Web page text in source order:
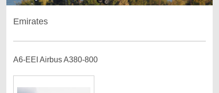
Emirates
A6-EEI Airbus A380-800